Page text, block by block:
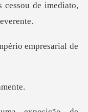
cessou de imediato,
empresarial d